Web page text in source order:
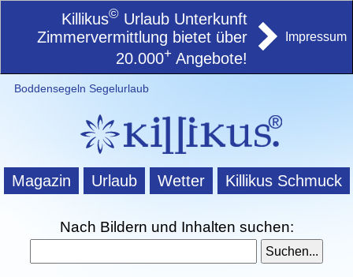
Killikus© Urlaub Unterkunft
Zimmervermittlung bietet über
20.000+ Angebote!
Impressum
Boddensegeln Segelurlaub
Magazin Urlaub Wetter Killikus Schmuck
Nach Bildern und Inhalten suchen: